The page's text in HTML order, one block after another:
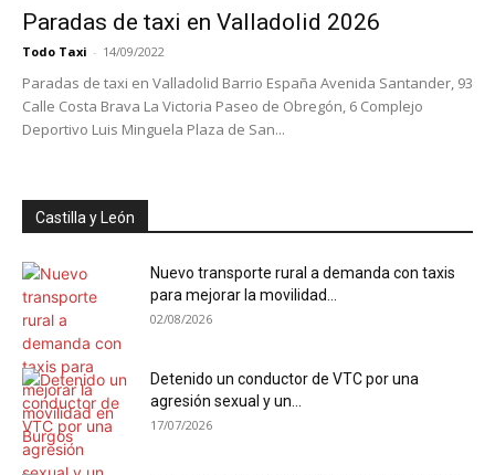
Paradas de taxi en Valladolid 2026
Todo Taxi - 14/09/2022
Paradas de taxi en Valladolid Barrio España Avenida Santander, 93
Calle Costa Brava La Victoria Paseo de Obregón, 6 Complejo
Deportivo Luis Minguela Plaza de San...
Castilla y León
Nuevo transporte rural a demanda con taxis
para mejorar la movilidad...
02/08/2026
Detenido un conductor de VTC por una
agresión sexual y un...
17/07/2026